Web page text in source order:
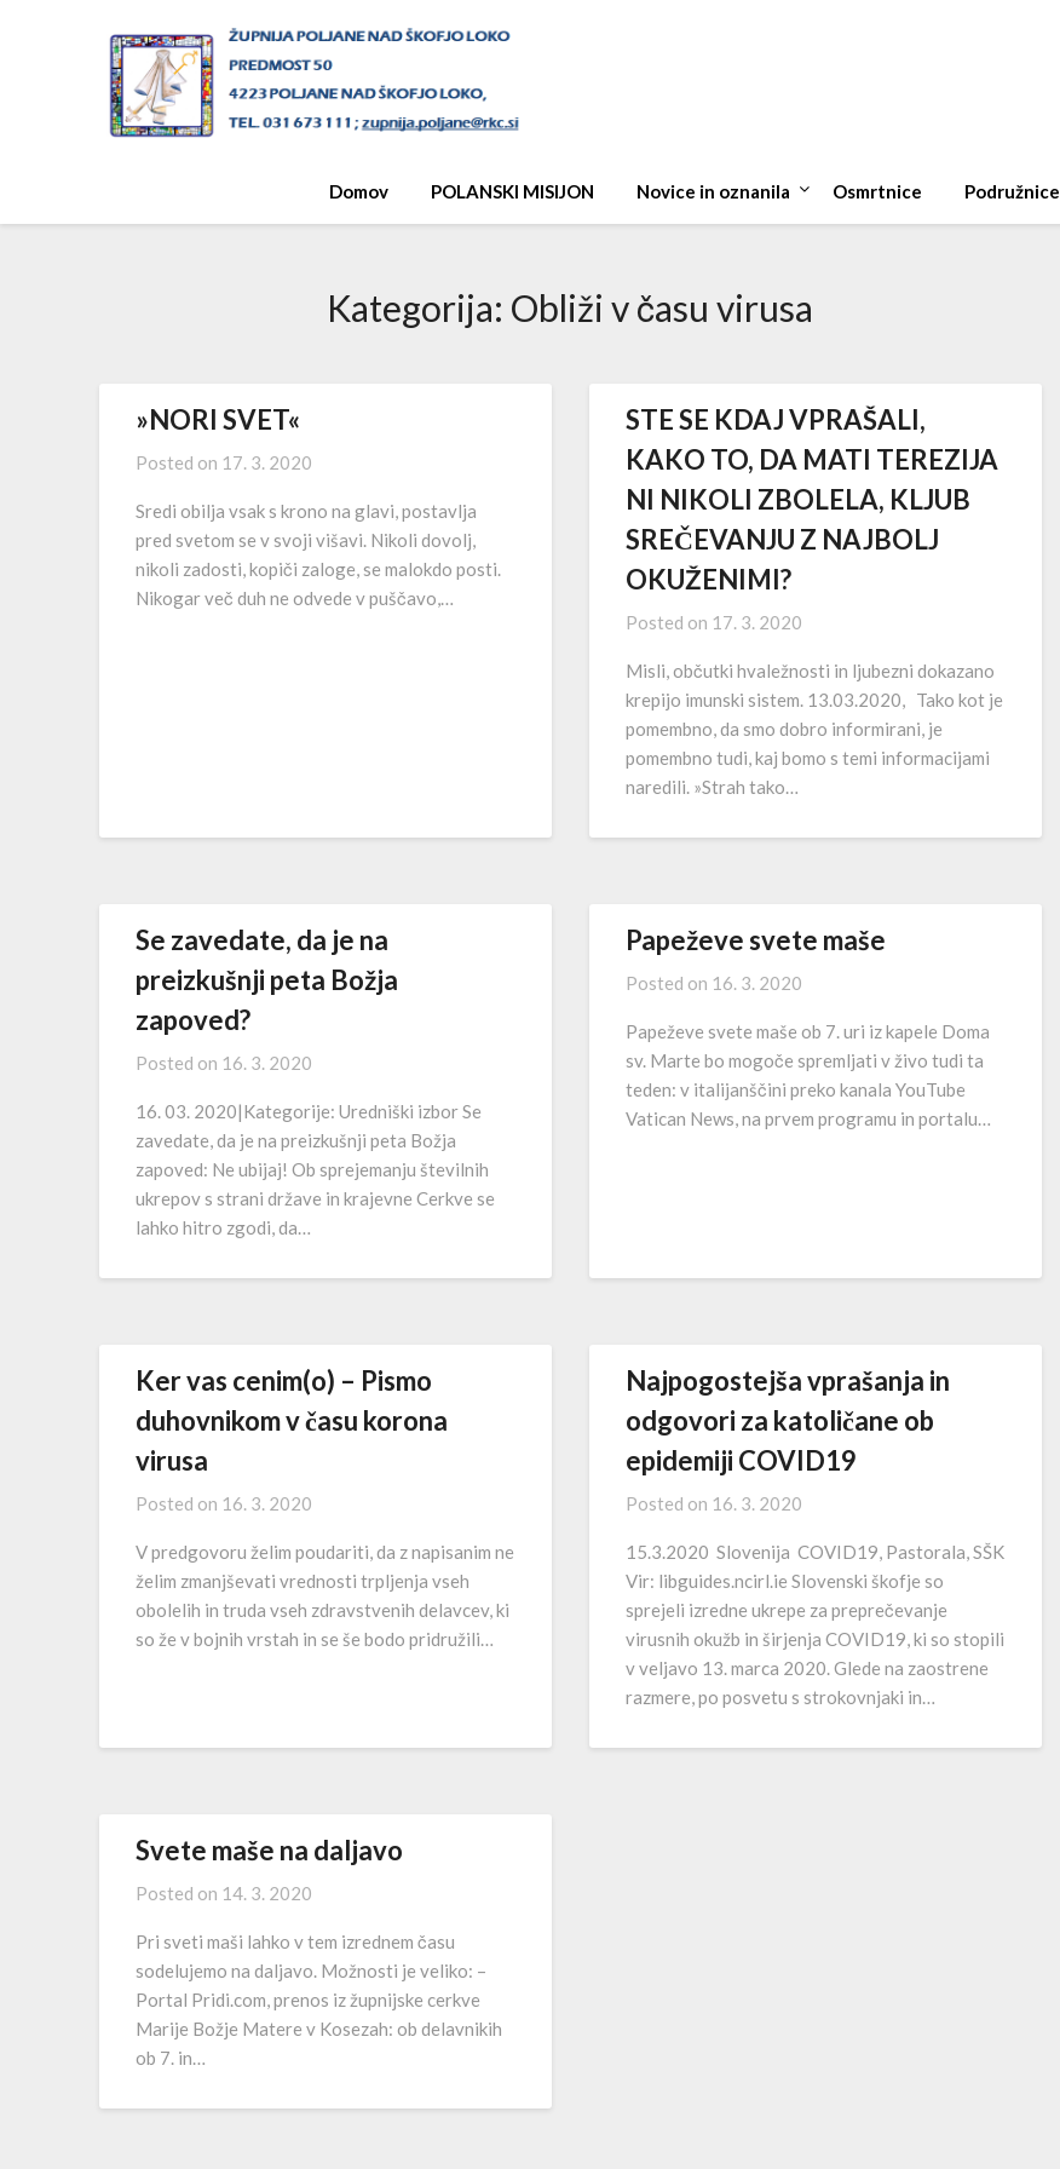
Domov POLANSKI MISIJON Novice in oznanila Osmrtnice Podružnice
Kategorija: Obliži v času virusa
»NORI SVET«
Posted on 17. 3. 2020
Sredi obilja vsak s krono na glavi, postavlja
pred svetom se v svoji višavi. Nikoli dovolj,
nikoli zadosti, kopiči zaloge, se malokdo posti.
Nikogar več duh ne odvede v puščavo,…
STE SE KDAJ VPRAŠALI,
KAKO TO, DA MATI TEREZIJA
NI NIKOLI ZBOLELA, KLJUB
SREČEVANJU Z NAJBOLJ
OKUŽENIMI?
Posted on 17. 3. 2020
Misli, občutki hvaležnosti in ljubezni dokazano
krepijo imunski sistem. 13.03.2020, Tako kot je
pomembno, da smo dobro informirani, je
pomembno tudi, kaj bomo s temi informacijami
naredili. »Strah tako…
Se zavedate, da je na
preizkušnji peta Božja
zapoved?
Posted on 16. 3. 2020
16. 03. 2020|Kategorije: Uredniški izbor Se
zavedate, da je na preizkušnji peta Božja
zapoved: Ne ubijaj! Ob sprejemanju številnih
ukrepov s strani države in krajevne Cerkve se
lahko hitro zgodi, da…
Papeževe svete maše
Posted on 16. 3. 2020
Papeževe svete maše ob 7. uri iz kapele Doma
sv. Marte bo mogoče spremljati v živo tudi ta
teden: v italijanščini preko kanala YouTube
Vatican News, na prvem programu in portalu…
Ker vas cenim(o) – Pismo
duhovnikom v času korona
virusa
Posted on 16. 3. 2020
V predgovoru želim poudariti, da z napisanim ne
želim zmanjševati vrednosti trpljenja vseh
obolelih in truda vseh zdravstvenih delavcev, ki
so že v bojnih vrstah in se še bodo pridružili…
Najpogostejša vprašanja in
odgovori za katoličane ob
epidemiji COVID19
Posted on 16. 3. 2020
15.3.2020 Slovenija COVID19, Pastorala, SŠK
Vir: libguides.ncirl.ie Slovenski škofje so
sprejeli izredne ukrepe za preprečevanje
virusnih okužb in širjenja COVID19, ki so stopili
v veljavo 13. marca 2020. Glede na zaostrene
razmere, po posvetu s strokovnjaki in…
Svete maše na daljavo
Posted on 14. 3. 2020
Pri sveti maši lahko v tem izrednem času
sodelujemo na daljavo. Možnosti je veliko: –
Portal Pridi.com, prenos iz župnijske cerkve
Marije Božje Matere v Kosezah: ob delavnikih
ob 7. in…